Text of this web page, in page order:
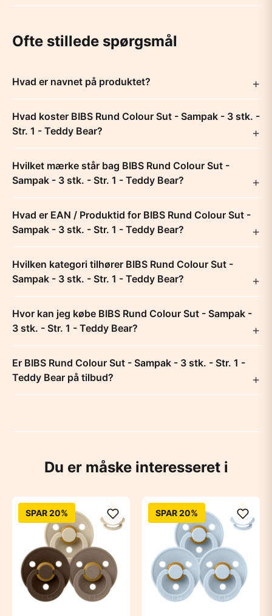
Ofte stillede spørgsmål
Hvad er navnet på produktet?
Hvad koster BIBS Rund Colour Sut - Sampak - 3 stk. -
Str. 1 - Teddy Bear?
Hvilket mærke står bag BIBS Rund Colour Sut -
Sampak - 3 stk. - Str. 1 - Teddy Bear?
Hvad er EAN / Produktid for BIBS Rund Colour Sut -
Sampak - 3 stk. - Str. 1 - Teddy Bear?
Hvilken kategori tilhører BIBS Rund Colour Sut -
Sampak - 3 stk. - Str. 1 - Teddy Bear?
Hvor kan jeg købe BIBS Rund Colour Sut - Sampak -
3 stk. - Str. 1 - Teddy Bear?
Er BIBS Rund Colour Sut - Sampak - 3 stk. - Str. 1 -
Teddy Bear på tilbud?
Du er måske interesseret i
SPAR 20% SPAR 20%